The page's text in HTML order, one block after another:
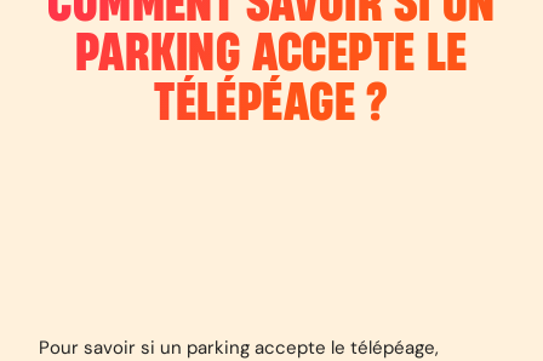
PARKING ACCEPTE LE
TÉLÉPÉAGE ?
Pour savoir si un parking accepte le télépéage,